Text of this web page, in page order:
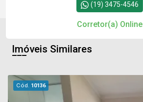
(19) 3475-4546
Corretor(a) Online
Imóveis Similares
Cód. 10136